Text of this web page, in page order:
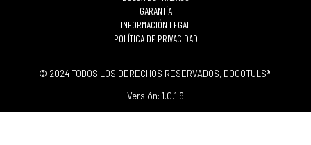
GARANTÍA
INFORMACIÓN LEGAL
POLÍTICA DE PRIVACIDAD
© 2024 TODOS LOS DERECHOS RESERVADOS, DOGOTULS®.
Versión: 1.0.1.9